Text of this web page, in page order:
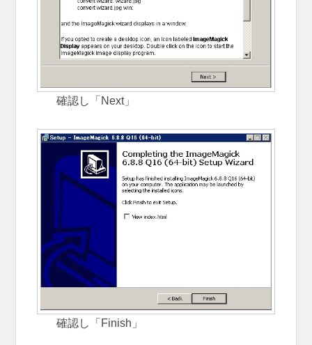
確認し「Next」
確認し「Finish」